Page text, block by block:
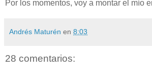
Por los momentos, voy a montar el mío
Andrés Maturén en 8:03
28 comentarios: